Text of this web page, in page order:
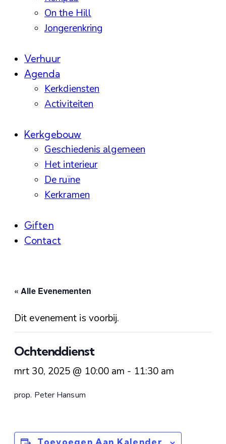
On the Hill
Jongerenkring
Verhuur
Agenda
Kerkdiensten
Activiteiten
Kerkgebouw
Geschiedenis algemeen
Het interieur
De ruïne
Kerkramen
Giften
Contact
« Alle Evenementen
Dit evenement is voorbij.
Ochtenddienst
mrt 30, 2025 @ 10:00 am - 11:30 am
prop. Peter Hansum
Toevoegen Aan Kalender